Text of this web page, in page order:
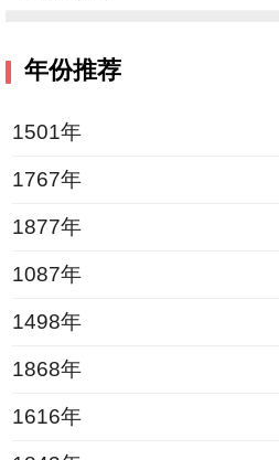
年份推荐
1501年
1767年
1877年
1087年
1498年
1868年
1616年